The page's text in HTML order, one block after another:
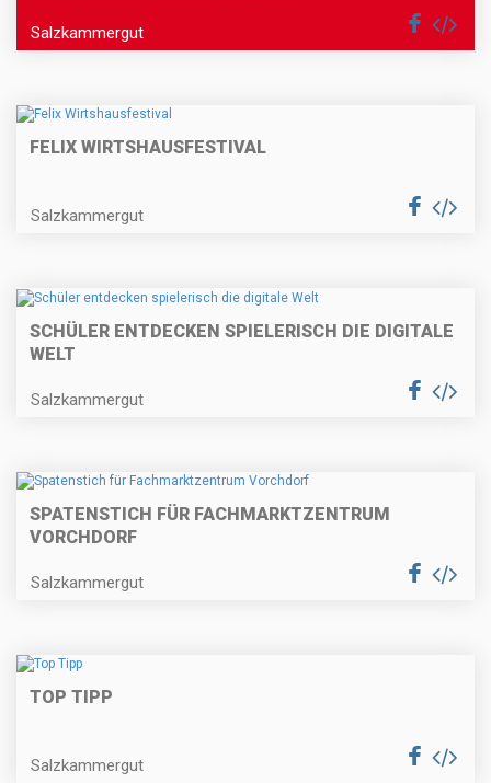
Salzkammergut
FELIX WIRTSHAUSFESTIVAL
Salzkammergut
SCHÜLER ENTDECKEN SPIELERISCH DIE DIGITALE
WELT
Salzkammergut
SPATENSTICH FÜR FACHMARKTZENTRUM
VORCHDORF
Salzkammergut
TOP TIPP
Salzkammergut